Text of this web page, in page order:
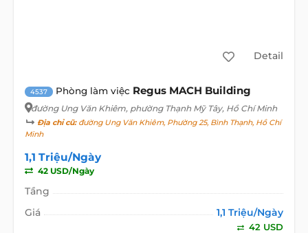
Detail
4537 Phòng làm việc Regus MACH Building
đường Ung Văn Khiêm, phường Thạnh Mỹ Tây, Hồ Chí Minh
Địa chỉ cũ:đường Ung Văn Khiêm, Phường 25, Bình Thạnh, Hồ Chí
Minh
1,1 Triệu/Ngày
42 USD/Ngày
Tầng
Giá
1,1 Triệu/Ngày
42 USD